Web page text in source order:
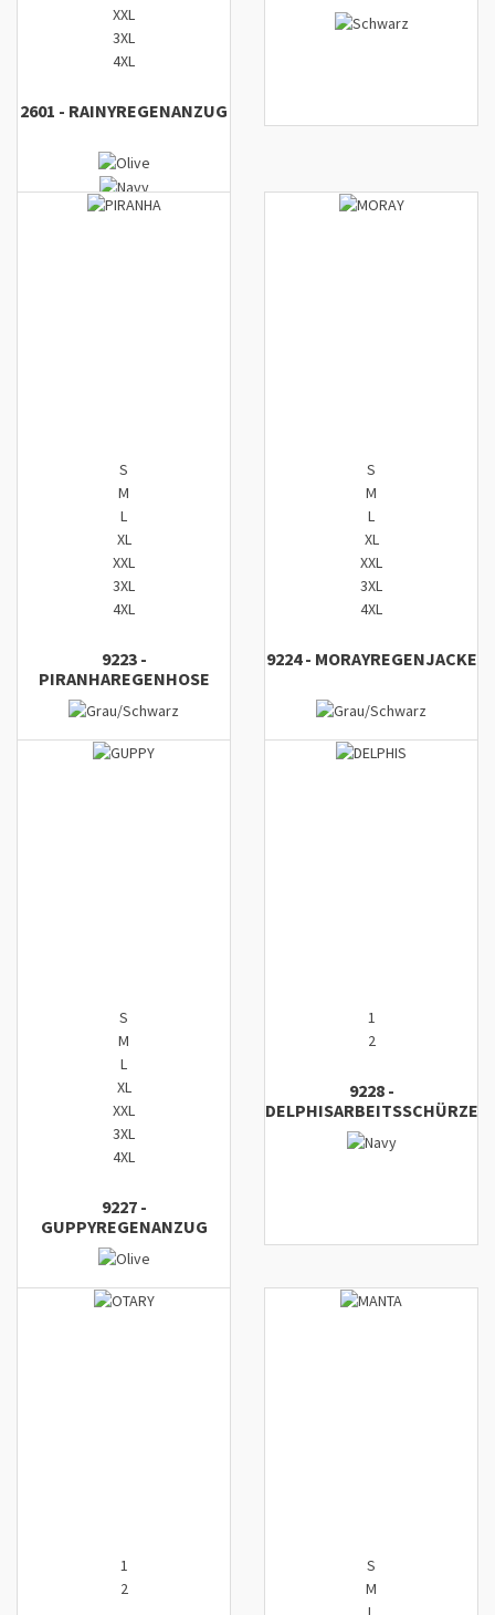
XXL
3XL
4XL
2601 - RAINYREGENANZUG
S
M
L
XL
XXL
3XL
4XL
9223-
PIRANHAREGENHOSE
S
M
L
XL
XXL
3XL
4XL
9224- MORAYREGENJACKE
S
M
L
XL
XXL
3XL
4XL
9227-
GUPPYREGENANZUG
1
2
9228-
DELPHISARBEITSSCHÜRZE
1
2
S
M